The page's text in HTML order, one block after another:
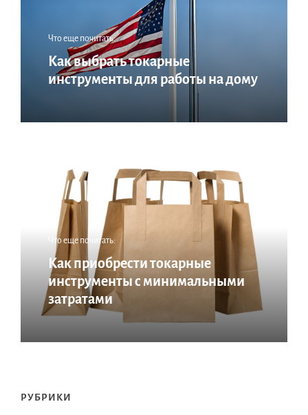
Что еще почитать:
Как выбрать токарные
инструменты для работы на дому
Что еще почитать:
Как приобрести токарные
инструменты с минимальными
затратами
РУБРИКИ